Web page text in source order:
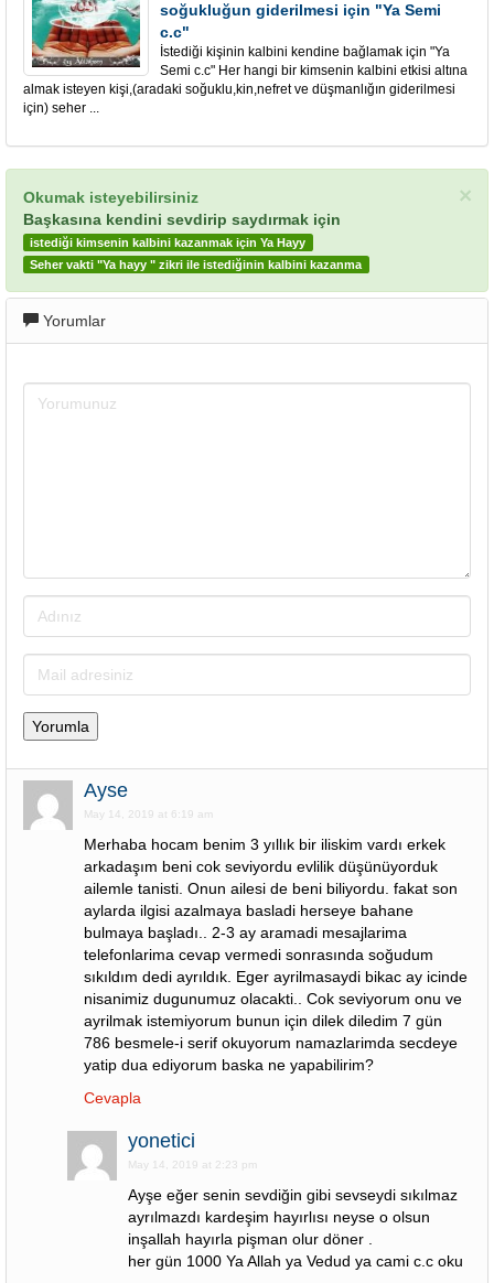
soğukluğun giderilmesi için "Ya Semi
c.c"
İstediği kişinin kalbini kendine bağlamak için "Ya
Semi c.c" Her hangi bir kimsenin kalbini etkisi altına
almak isteyen kişi,(aradaki soğuklu,kin,nefret ve düşmanlığın giderilmesi
için) seher ...
×
Okumak isteyebilirsiniz
Başkasına kendini sevdirip saydırmak için
istediği kimsenin kalbini kazanmak için Ya Hayy
Seher vakti "Ya hayy " zikri ile istediğinin kalbini kazanma
Yorumlar
Ayse
May 14, 2019 at 6:19 am
Merhaba hocam benim 3 yıllık bir iliskim vardı erkek
arkadaşım beni cok seviyordu evlilik düşünüyorduk
ailemle tanisti. Onun ailesi de beni biliyordu. fakat son
aylarda ilgisi azalmaya basladi herseye bahane
bulmaya başladı.. 2-3 ay aramadi mesajlarima
telefonlarima cevap vermedi sonrasında soğudum
sıkıldım dedi ayrıldık. Eger ayrilmasaydi bikac ay icinde
nisanimiz dugunumuz olacakti.. Cok seviyorum onu ve
ayrilmak istemiyorum bunun için dilek diledim 7 gün
786 besmele-i serif okuyorum namazlarimda secdeye
yatip dua ediyorum baska ne yapabilirim?
Cevapla
yonetici
May 14, 2019 at 2:23 pm
Ayşe eğer senin sevdiğin gibi sevseydi sıkılmaz
ayrılmazdı kardeşim hayırlısı neyse o olsun
inşallah hayırla pişman olur döner .
her gün 1000 Ya Allah ya Vedud ya cami c.c oku